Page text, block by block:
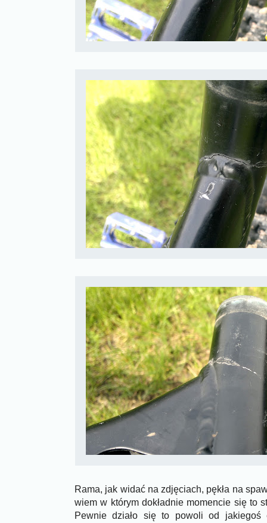
Rama, jak widać na zdjęciach, pękła na
wiem w którym dokładnie momencie się to
Pewnie działo się to powoli od jakiegoś